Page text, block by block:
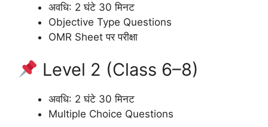
अवधि: 2 घंटे 30 मिनट
Objective Type Questions
OMR Sheet पर परीक्षा
Level 2 (Class 6–8)
अवधि: 2 घंटे 30 मिनट
Multiple Choice Questions